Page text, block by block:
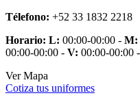
Télefono: +52 33 1832 2218
Horario: L: 00:00-00:00 - M:
00:00-00:00 - V: 00:00-00:00 -
Ver Mapa
Cotiza tus uniformes